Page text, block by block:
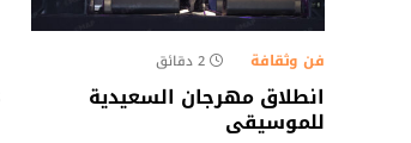
فن وثقافة 2 دقائق
انطلاق مهرجان السعيدية
للموسيقى